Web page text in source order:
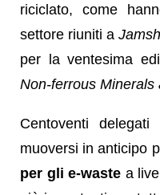
riciclato, come
settore riuniti a
per la ventesima
Non-ferrous Minerals
Centoventi
muoversi in anticipo
per gli e-waste a